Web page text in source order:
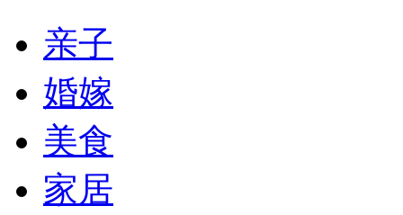
亲子
婚嫁
美食
家居